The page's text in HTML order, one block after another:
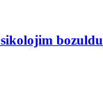
bozuldu